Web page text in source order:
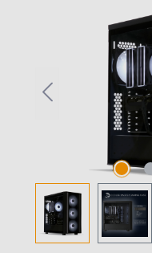
Omitir galería de